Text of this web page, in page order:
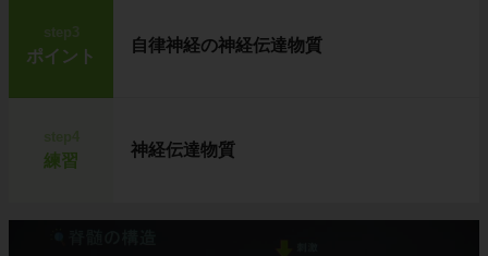
step3
ポイント
自律神経の神経伝達物質
練習
神経伝達物質